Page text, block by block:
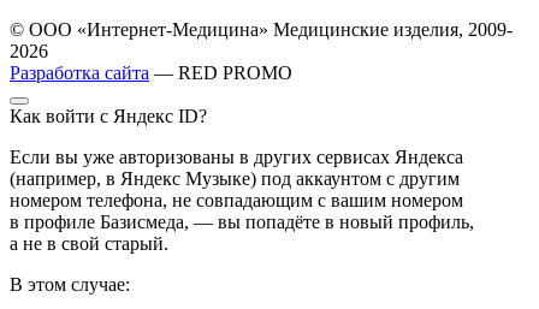
© ООО «Интернет-Медицина» Медицинские изделия, 2009-
2026
Разработка сайта — RED PROMO
Как войти с Яндекс ID?
Если вы уже авторизованы в других сервисах Яндекса
(например, в Яндекс Музыке) под аккаунтом с другим
номером телефона, не совпадающим с вашим номером
в профиле Базисмеда, — вы попадёте в новый профиль,
а не в свой старый.
В этом случае: